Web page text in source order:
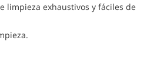
limpieza exhaustivos y fáciles de